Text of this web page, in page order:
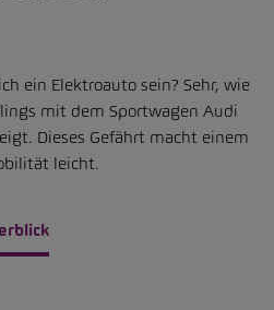
ein Elektroauto sein? Sehr, wie
mit dem Sportwagen Audi
Dieses Gefährt macht einem
leicht.